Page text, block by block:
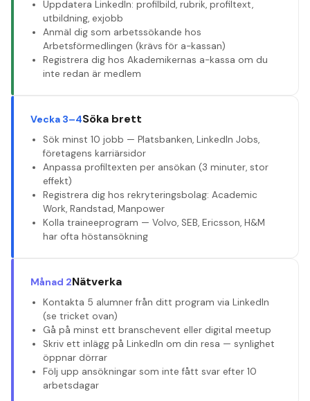
Uppdatera LinkedIn: profilbild, rubrik, profiltext,
utbildning, exjobb
Anmäl dig som arbetssökande hos
Arbetsförmedlingen (krävs för a-kassan)
Registrera dig hos Akademikernas a-kassa om du
inte redan är medlem
Vecka 3–4Söka brett
Sök minst 10 jobb — Platsbanken, LinkedIn Jobs,
företagens karriärsidor
Anpassa profiltexten per ansökan (3 minuter, stor
effekt)
Registrera dig hos rekryteringsbolag: Academic
Work, Randstad, Manpower
Kolla traineeprogram — Volvo, SEB, Ericsson, H&M
har ofta höstansökning
Månad 2Nätverka
Kontakta 5 alumner från ditt program via LinkedIn
(se tricket ovan)
Gå på minst ett branschevent eller digital meetup
Skriv ett inlägg på LinkedIn om din resa — synlighet
öppnar dörrar
Följ upp ansökningar som inte fått svar efter 10
arbetsdagar